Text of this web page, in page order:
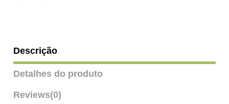
Descrição
Detalhes do produto
Reviews(0)